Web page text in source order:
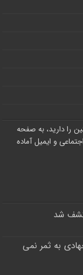
را دارید، به صفحه
و ایمیل آماده
شد
به ثمر نمی